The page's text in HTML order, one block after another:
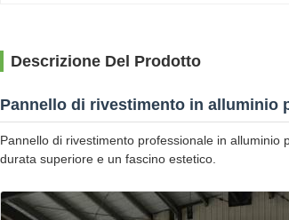
Descrizione Del Prodotto
Pannello di rivestimento in alluminio
Pannello di rivestimento professionale in
durata superiore e un fascino estetico.